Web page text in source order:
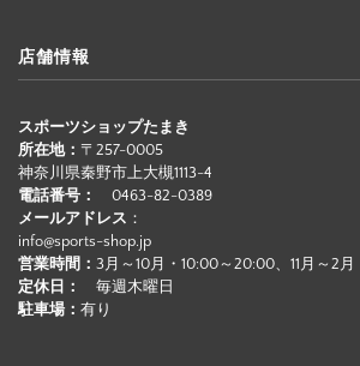
店舗情報
スポーツショップたまき
所在地： 〒257-0005
神奈川県秦野市上大槻1113-4
電話番号：
0463-82-0389
メールアドレス ：
info@sports-shop.jp
営業時間： 3月～10月・10:00～20:00、11月～2月
定休日：
毎週木曜日
駐車場： 有り